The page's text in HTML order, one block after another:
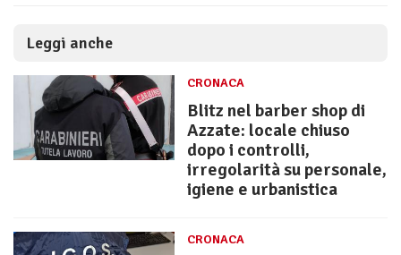
Leggi anche
CRONACA
Blitz nel barber shop di
Azzate: locale chiuso
dopo i controlli,
irregolarità su personale,
igiene e urbanistica
CRONACA